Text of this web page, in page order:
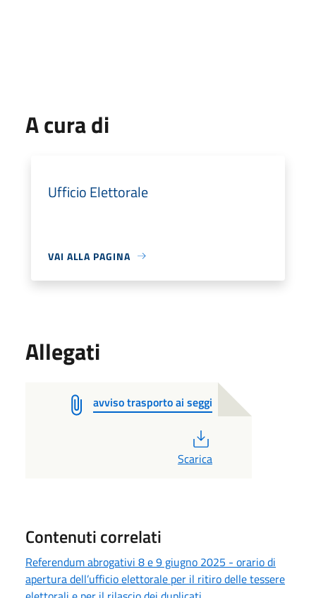
A cura di
Ufficio Elettorale
VAI ALLA PAGINA
Allegati
avviso trasporto ai seggi
Scarica
Contenuti correlati
Referendum abrogativi 8 e 9 giugno 2025 - orario di
apertura dell’ufficio elettorale per il ritiro delle tessere